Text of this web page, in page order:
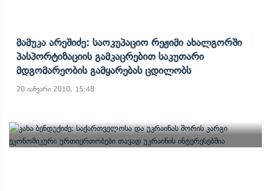
Მამუკა Არეშიძე: Საოკუპაციო Რეჟიმი Ახალგორში
Პასპორტიზაციის Გამკაცრებით Საკუთარი
Მდგომარეობის Გამყარებას Ცდილობს
20 იანვარი 2010, 15:48